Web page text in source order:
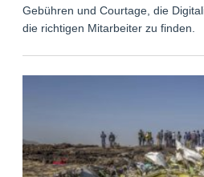
Gebühren und Courtage, die
die richtigen Mitarbeiter zu finden.